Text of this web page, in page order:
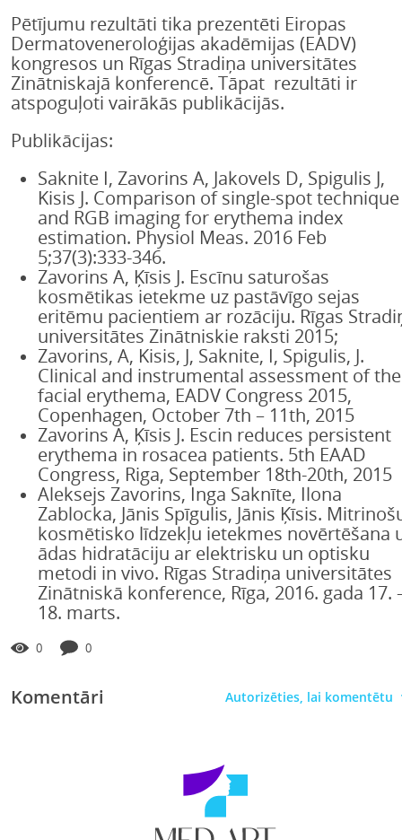
Pētījumu rezultāti tika prezentēti Eiropas
Dermatoveneroloģijas akadēmijas (EADV)
kongresos un Rīgas Stradiņa universitātes
Zinātniskajā konferencē. Tāpat rezultāti ir
atspoguļoti vairākās publikācijās.
Publikācijas:
Saknite I, Zavorins A, Jakovels D, Spigulis J,
Kisis J. Comparison of single-spot technique
and RGB imaging for erythema index
estimation. Physiol Meas. 2016 Feb
5;37(3):333-346.
Zavorins A, Ķīsis J. Escīnu saturošas
kosmētikas ietekme uz pastāvīgo sejas
eritēmu pacientiem ar rozāciju. Rīgas
universitātes Zinātniskie raksti 2015;
Zavorins, A, Kisis, J, Saknite, I, Spigulis, J.
Clinical and instrumental assessment of the
facial erythema, EADV Congress 2015,
Copenhagen, October 7th – 11th, 2015
Zavorins A, Ķīsis J. Escin reduces persistent
erythema in rosacea patients. 5th EAAD
Congress, Riga, September 18th-20th, 2015
Aleksejs Zavorins, Inga Saknīte, Ilona
Zablocka, Jānis Spīgulis, Jānis Ķīsis.
kosmētisko līdzekļu ietekmes novērtēšana
ādas hidratāciju ar elektrisku un optisku
metodi in vivo. Rīgas Stradiņa universitātes
Zinātniskā konference, Rīga, 2016. gada 17.
18. marts.
0 0
Komentāri Autorizēties, lai komentētu